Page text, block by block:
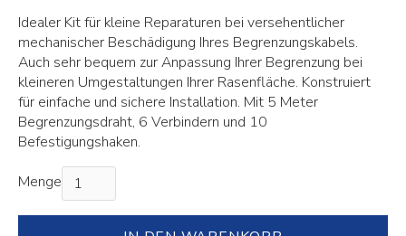
Idealer Kit für kleine Reparaturen bei versehentlicher
mechanischer Beschädigung Ihres Begrenzungskabels.
Auch sehr bequem zur Anpassung Ihrer Begrenzung bei
kleineren Umgestaltungen Ihrer Rasenfläche. Konstruiert
für einfache und sichere Installation. Mit 5 Meter
Begrenzungsdraht, 6 Verbindern und 10
Befestigungshaken.
Menge